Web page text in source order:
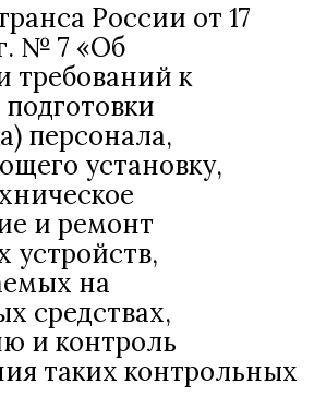
России от 17
№ 7 «Об
требований к
персонала,
установку,
и ремонт
устройств,
на
средствах,
и контроль
таких контрольных